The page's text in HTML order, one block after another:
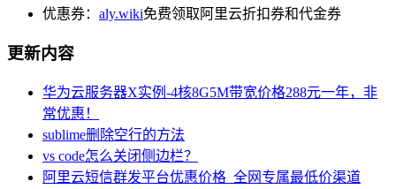
优惠券： aly.wiki免费领取阿里云折扣券和代金券
更新内容
华为云服务器X实例-4核8G5M带宽价格288元一年，非
常优惠！
sublime删除空行的方法
vs code怎么关闭侧边栏？
阿里云短信群发平台优惠价格_全网专属最低价渠道